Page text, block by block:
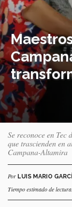
Se reconoce en Tec
que trascienden en
Campana-Altamira
Por LUIS MARIO
Tiempo estimado de